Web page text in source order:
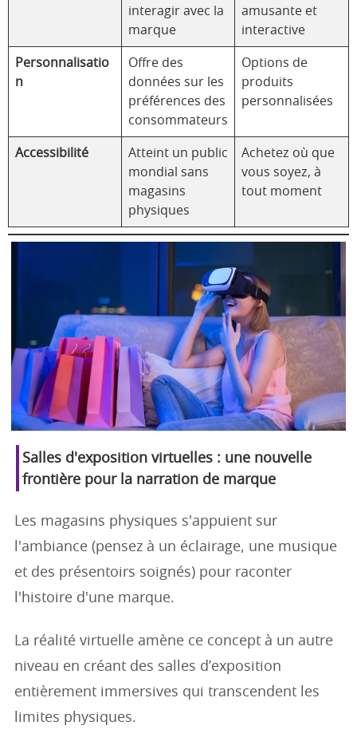
interagir avec la
marque
amusante et
interactive
Personnalisatio
n
Offre des
données sur les
préférences des
consommateurs
Options de
produits
personnalisées
Accessibilité
Atteint un public
mondial sans
magasins
physiques
Achetez où que
vous soyez, à
tout moment
Salles d'exposition virtuelles : une nouvelle
frontière pour la narration de marque
Les magasins physiques s'appuient sur
l'ambiance (pensez à un éclairage, une musique
et des présentoirs soignés) pour raconter
l'histoire d'une marque.
La réalité virtuelle amène ce concept à un autre
niveau en créant des salles d’exposition
entièrement immersives qui transcendent les
limites physiques.